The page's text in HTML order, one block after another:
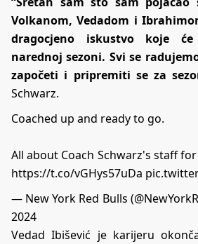
Volkanom, Vedadom i
dragocjeno iskustvo koje
narednoj sezoni. Svi se
započeti i pripremiti se za
Schwarz.
Coached up and ready to go.
All about Coach Schwarz's staff
https://t.co/vGHys57uDa
— New York Red Bulls
2024
Vedad Ibišević je karijeru